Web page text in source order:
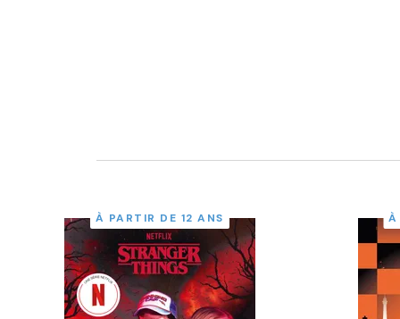
À PARTIR DE 12 ANS À